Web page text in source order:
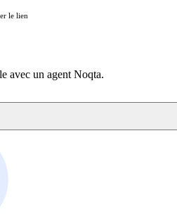
le lien
avec un agent Noqta.